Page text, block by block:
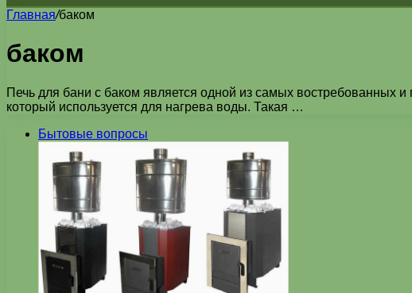
Главная/баком
баком
Печь для бани с баком является одной из самых востребованных
который используется для нагрева воды. Такая …
Бытовые вопросы